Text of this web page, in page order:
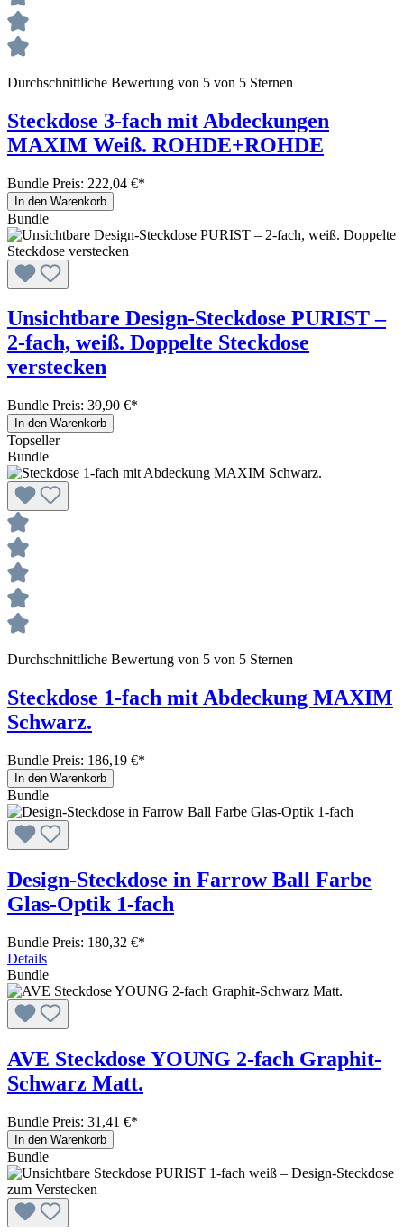
Durchschnittliche Bewertung von 5 von 5 Sternen
Steckdose 3-fach mit Abdeckungen
MAXIM Weiß. ROHDE+ROHDE
Bundle Preis: 222,04 €*
In den Warenkorb
Bundle
Unsichtbare Design-Steckdose PURIST –
2-fach, weiß. Doppelte Steckdose
verstecken
Bundle Preis: 39,90 €*
In den Warenkorb
Topseller
Bundle
Durchschnittliche Bewertung von 5 von 5 Sternen
Steckdose 1-fach mit Abdeckung MAXIM
Schwarz.
Bundle Preis: 186,19 €*
In den Warenkorb
Bundle
Design-Steckdose in Farrow Ball Farbe
Glas-Optik 1-fach
Bundle Preis: 180,32 €*
Details
Bundle
AVE Steckdose YOUNG 2-fach Graphit-
Schwarz Matt.
Bundle Preis: 31,41 €*
In den Warenkorb
Bundle